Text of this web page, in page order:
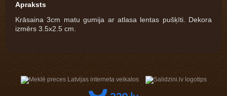
Apraksts
Krāsaina 3cm matu gumija ar atlasa lentas pušķīti. Dekora
izmērs 3.5x2.5 cm.